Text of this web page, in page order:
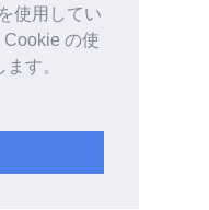
使用してい
Cookie の使
す。